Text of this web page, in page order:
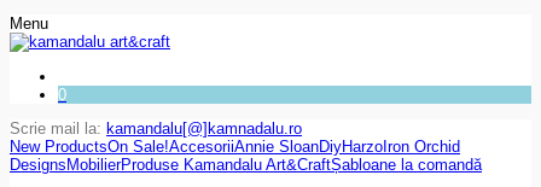
Menu
0
Scrie mail la: kamandalu[@]kamnadalu.ro
New ProductsOn Sale!AccesoriiAnnie SloanDiyHarzoIron Orchid
DesignsMobilierProduse Kamandalu Art&CraftȘabloane la comandă